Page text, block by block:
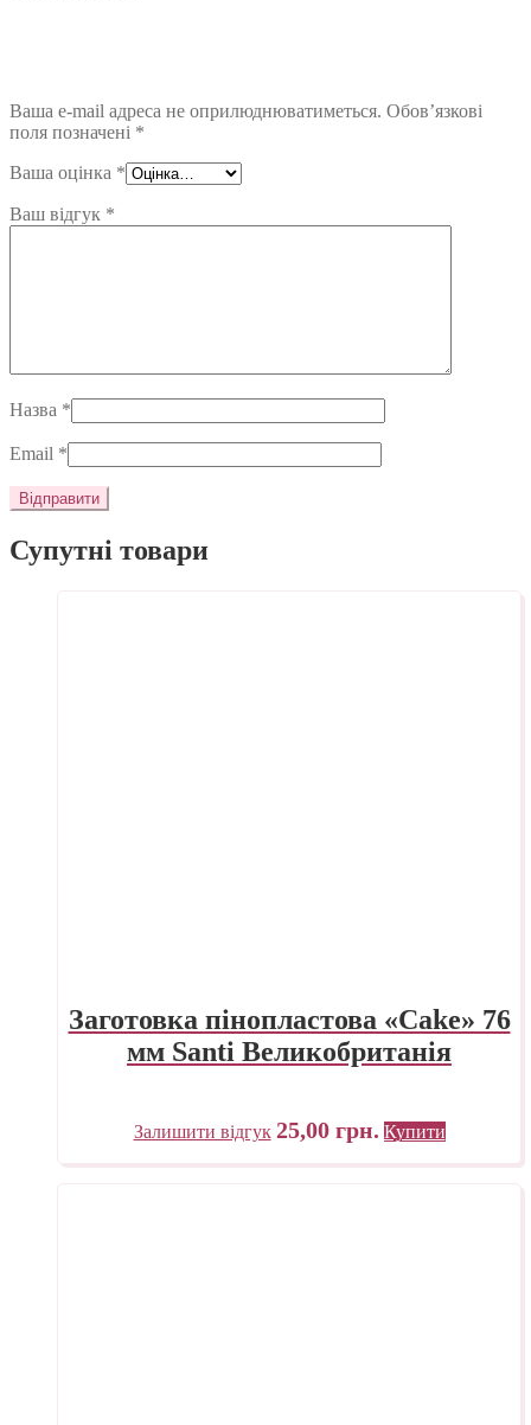
Ваша e-mail адреса не оприлюднюватиметься. Обов’язкові
поля позначені *
Ваша оцінка *
Ваш відгук *
Назва *
Email *
Супутні товари
Заготовка пінопластова «Cake» 76
мм Santi Великобританія
Залишити відгук 25,00 грн. Купити